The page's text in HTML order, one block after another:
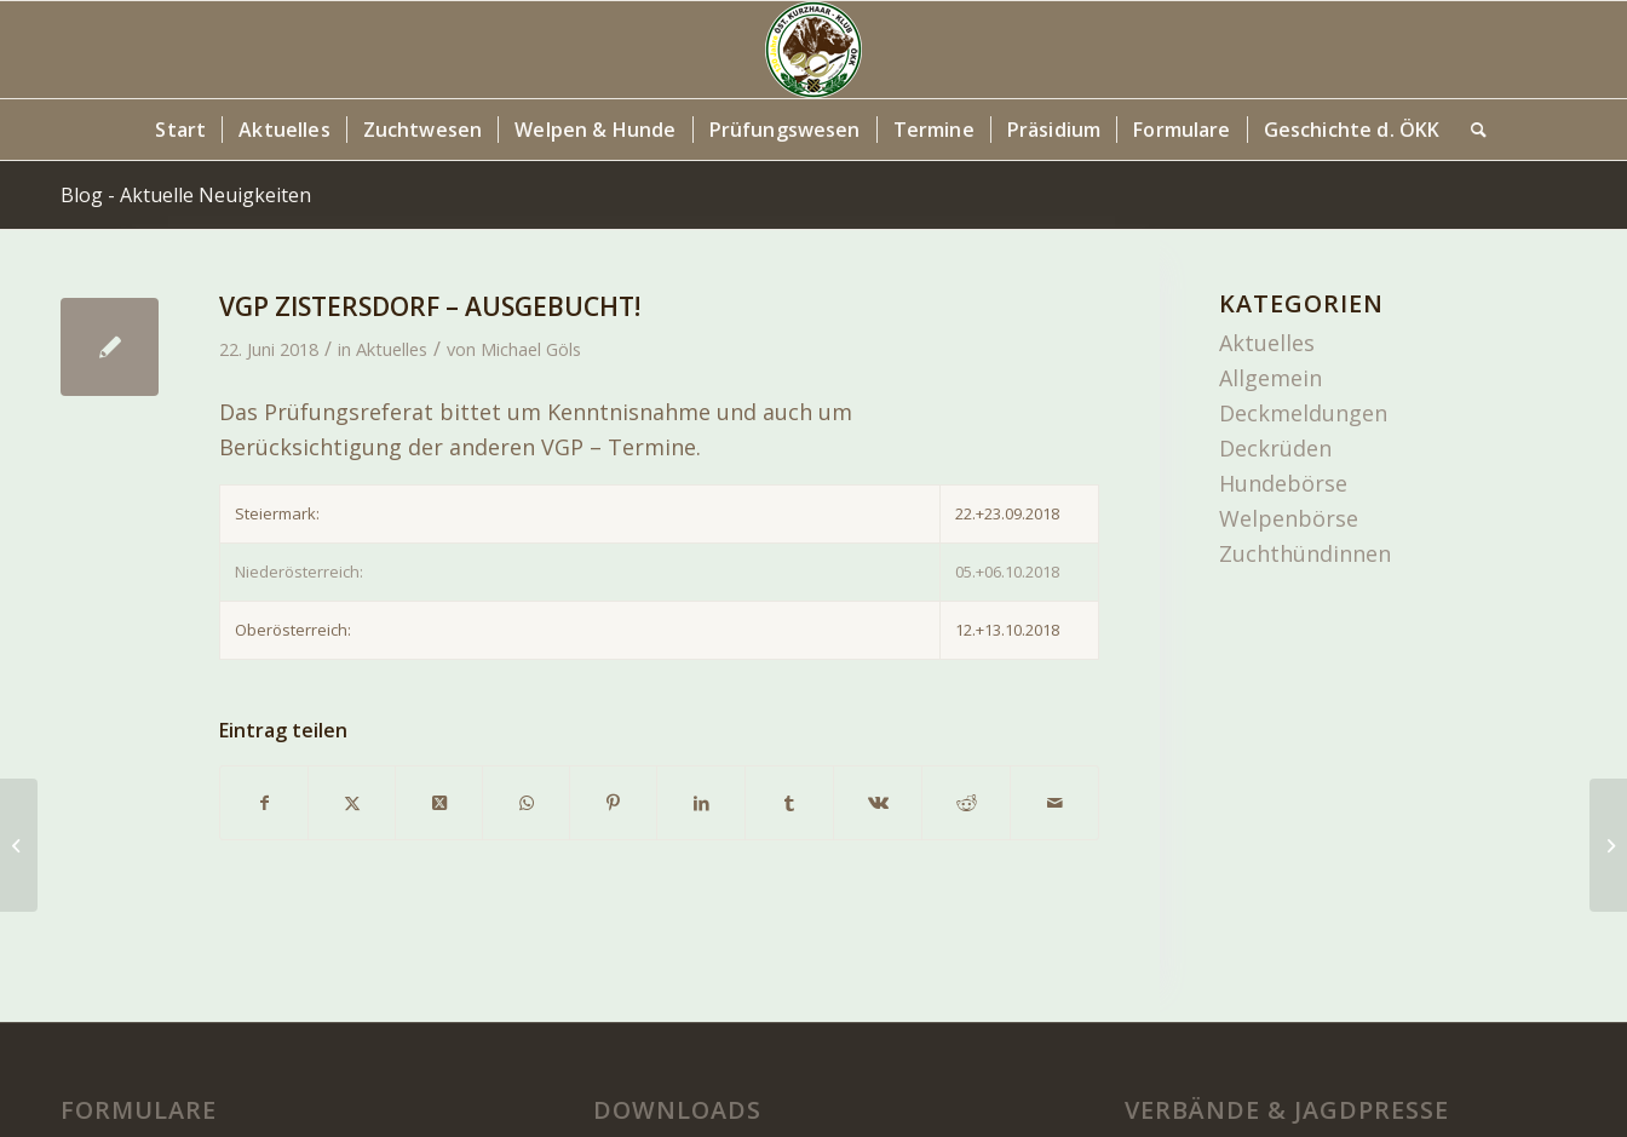
Start Aktuelles Zuchtwesen Welpen & Hunde Prüfungswesen Termine Präsidium Formulare Geschichte d. ÖKK
Blog - Aktuelle Neuigkeiten
VGP ZISTERSDORF – AUSGEBUCHT!
22. Juni 2018 / in Aktuelles / von Michael Göls
Das Prüfungsreferat bittet um Kenntnisnahme und auch um
Berücksichtigung der anderen VGP – Termine.
Steiermark: 22.+23.09.2018
Niederösterreich: 05.+06.10.2018
Oberösterreich: 12.+13.10.2018
Eintrag teilen
KATEGORIEN
Aktuelles
Allgemein
Deckmeldungen
Deckrüden
Hundebörse
Welpenbörse
Zuchthündinnen
FORMULARE DOWNLOADS VERBÄNDE & JAGDPRESSE